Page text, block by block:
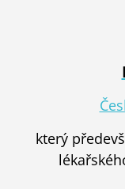
který